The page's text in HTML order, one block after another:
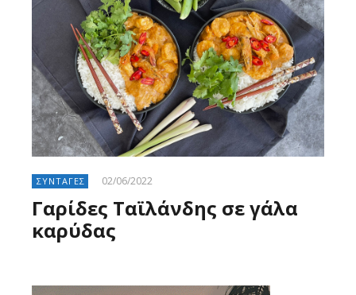
ΣΥΝΤΑΓΕΣ 02/06/2022
Γαρίδες Ταϊλάνδης σε γάλα
καρύδας